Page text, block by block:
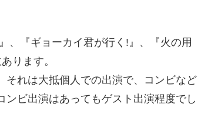
、『ギョーカイ君が行く!』、『火の用
ります。
それは大抵個人での出演で、コンビなど
ビ出演はあってもゲスト出演程度でし